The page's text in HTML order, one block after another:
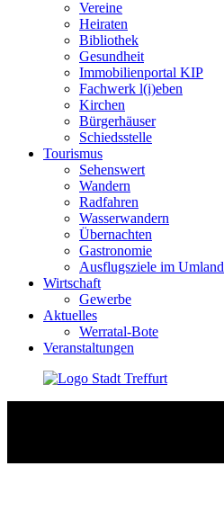
Vereine
Heiraten
Bibliothek
Gesundheit
Immobilienportal KIP
Fachwerk l(i)eben
Kirchen
Bürgerhäuser
Schiedsstelle
Tourismus
Sehenswert
Wandern
Radfahren
Wasserwandern
Übernachten
Gastronomie
Ausflugsziele im Umland
Wirtschaft
Gewerbe
Aktuelles
Werratal-Bote
Veranstaltungen